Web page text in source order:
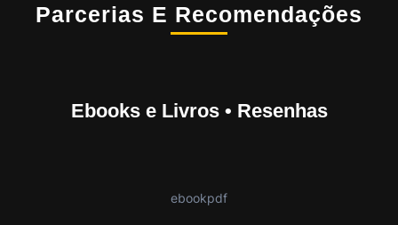
Parcerias E Recomendações
Ebooks e Livros • Resenhas
ebookpdf